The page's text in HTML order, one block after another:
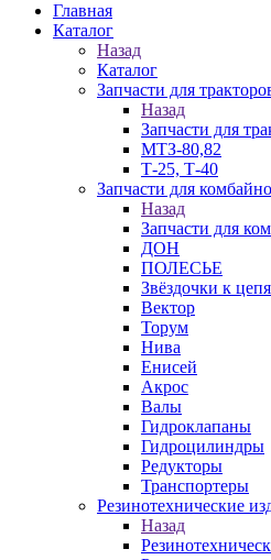
Главная
Каталог
Назад
Каталог
Запчасти для
Назад
Запчасти для
МТЗ-80,82
Т-25, Т-40
Запчасти для
Назад
Запчасти для
ДОН
ПОЛЕСЬЕ
Звёздочки к
Вектор
Торум
Нива
Енисей
Акрос
Валы
Гидроклапаны
Гидроцилиндры
Редукторы
Транспортеры
Резинотехнические
Назад